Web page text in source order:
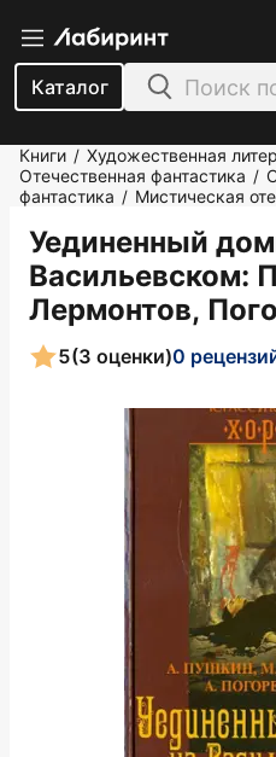
Каталог
Книги / Художественная
Отечественная фантастика /
фантастика / Мистическая
Уединенный
Васильевском:
Лермонтов,
5(3 оценки)0